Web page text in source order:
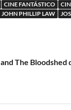
CINE FANTÁSTICO
JOHN PHILLIP LAW
The Bloodshed